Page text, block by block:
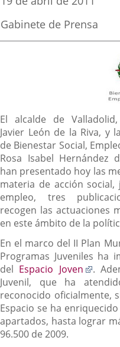
la
noticia
Fuente
la
Gabinete de Prensa
Descripción
El alcalde de Valladolid,
Javier León de la Riva, y
de Bienestar Social,
Rosa Isabel Hernández
han presentado hoy las
materia de acción social,
empleo, tres
recogen las actuaciones
en este ámbito de la
En el marco del II Plan
Programas Juveniles ha
del Espacio Joven
a
una
.
Juvenil, que ha
reconocido oficialmente,
Espacio se ha
apartados, hasta lograr
96.500 de 2009.